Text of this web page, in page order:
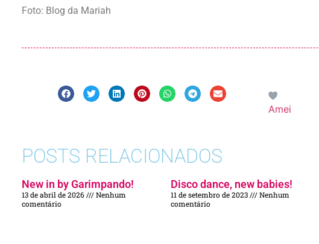
Foto: Blog da Mariah
Amei
POSTS RELACIONADOS
New in by Garimpando!
13 de abril de 2026
Nenhum
comentário
Disco dance, new babies!
11 de setembro de 2023
Nenhum
comentário